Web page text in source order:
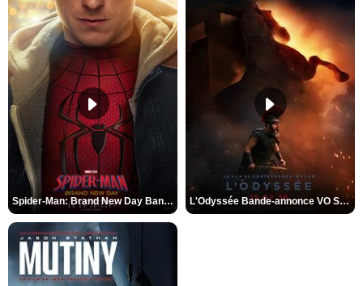
Spider-Man: Brand New Day Bande-annonce VO STFR L'Odyssée Bande-annonce VO STFR